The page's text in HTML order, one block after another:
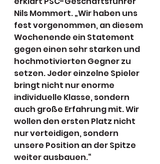
Nils Mommert. „Wir haben uns
fest vorgenommen, an diesem
Wochenende ein Statement
gegen einen sehr starken und
hochmotivierten Gegner zu
setzen. Jeder einzelne Spieler
bringt nicht nur enorme
individuelle Klasse, sondern
auch große Erfahrung mit. Wir
wollen den ersten Platz nicht
nur verteidigen, sondern
unsere Position an der Spitze
weiter ausbauen.“